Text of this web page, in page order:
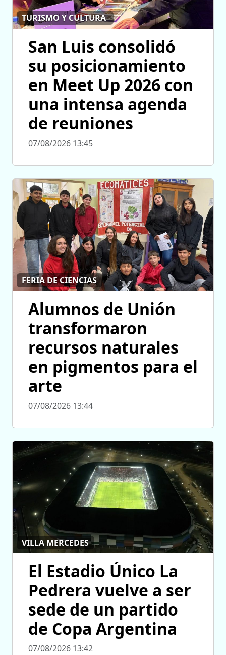
TURISMO Y CULTURA
San Luis consolidó
su posicionamiento
en Meet Up 2026 con
una intensa agenda
de reuniones
07/08/2026 13:45
FERIA DE CIENCIAS
Alumnos de Unión
transformaron
recursos naturales
en pigmentos para el
arte
07/08/2026 13:44
VILLA MERCEDES
El Estadio Único La
Pedrera vuelve a ser
sede de un partido
de Copa Argentina
07/08/2026 13:42